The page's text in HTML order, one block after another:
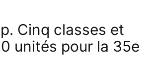
Cinq classes et
unités pour la 35e